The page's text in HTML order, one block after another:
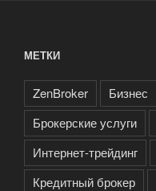
МЕТКИ
ZenBroker Бизнес
Брокерские услуги
Интернет-трейдинг
Кредитный брокер